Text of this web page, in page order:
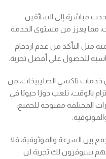
مباشرة إلى السائقين
مما يعزز من مستوى الخدمة.
مثل التأكد من عدم ازدحام
للحصول على أفضل تجربة.
تاكسي الصليبيخات، من
بالوقت، تلعب دورًا حيويًا في
المختلفة مفتوحة للجميع،
بين السرعة والموثوقية، فلا
سيوفرون لك تجربة لن